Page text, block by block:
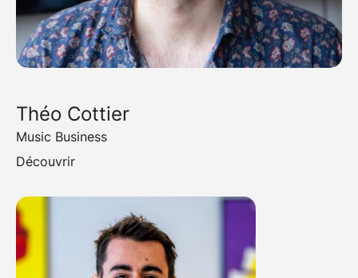
Théo Cottier
Music Business
Découvrir